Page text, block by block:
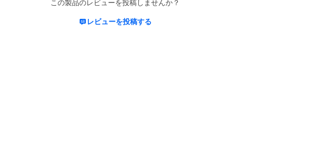
この製品のレビューを投稿しませんか？
レビューを投稿する